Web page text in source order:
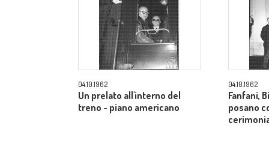
04.10.1962
Un prelato all'interno del
treno - piano americano
04.10.1962
Fanfani,
posano